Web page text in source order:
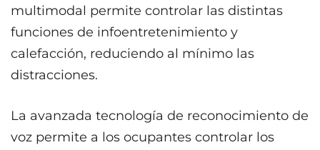
multimodal permite controlar las distintas
funciones de infoentretenimiento y
calefacción, reduciendo al mínimo las
distracciones.
La avanzada tecnología de reconocimiento de
voz permite a los ocupantes controlar los